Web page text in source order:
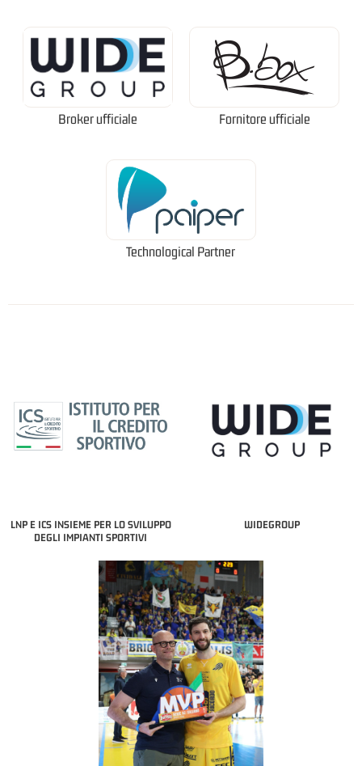
Broker ufficiale Fornitore ufficiale
Technological Partner
LNP E ICS INSIEME PER LO SVILUPPO
DEGLI IMPIANTI SPORTIVI
WIDEGROUP